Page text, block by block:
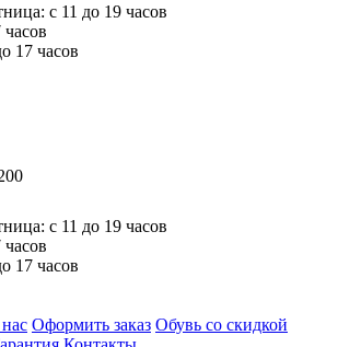
с 11 до 19 часов
17 часов
с 11 до 19 часов
17 часов
Оформить заказ Обувь со скидкой